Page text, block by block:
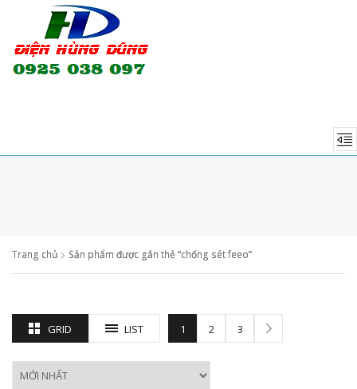
Trang chủ Sản phẩm được gắn thẻ “chống sét feeo”
GRID LIST 1 2 3